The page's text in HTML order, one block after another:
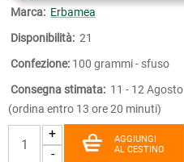
Marca: Erbamea
Disponibilità: 21
Confezione: 100 grammi - sfuso
Consegna stimata: 11 - 12 Agosto
(ordina entro 13 ore 20 minuti)
+
-
AGGIUNGI
AL CESTINO